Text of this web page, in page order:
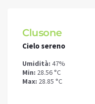
Clusone
Cielo sereno
Umidità: 47%
Min: 28.56 °C
Max: 28.85 °C